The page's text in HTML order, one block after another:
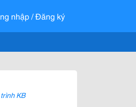
nhập / Đăng ký
KB